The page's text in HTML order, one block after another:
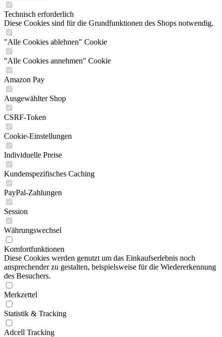
Technisch erforderlich
Diese Cookies sind für die Grundfunktionen des Shops notwendig.
"Alle Cookies ablehnen" Cookie
"Alle Cookies annehmen" Cookie
Amazon Pay
Ausgewählter Shop
CSRF-Token
Cookie-Einstellungen
Individuelle Preise
Kundenspezifisches Caching
PayPal-Zahlungen
Session
Währungswechsel
Komfortfunktionen
Diese Cookies werden genutzt um das Einkaufserlebnis noch
ansprechender zu gestalten, beispielsweise für die Wiedererkennung
des Besuchers.
Merkzettel
Statistik & Tracking
Adcell Tracking